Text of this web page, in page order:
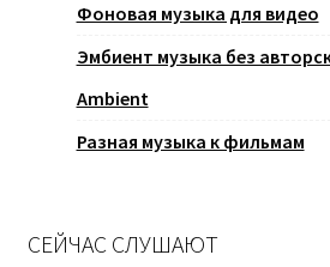
Фоновая музыка для видео
Эмбиент музыка без
Ambient
Разная музыка к фильмам
СЕЙЧАС СЛУШАЮТ